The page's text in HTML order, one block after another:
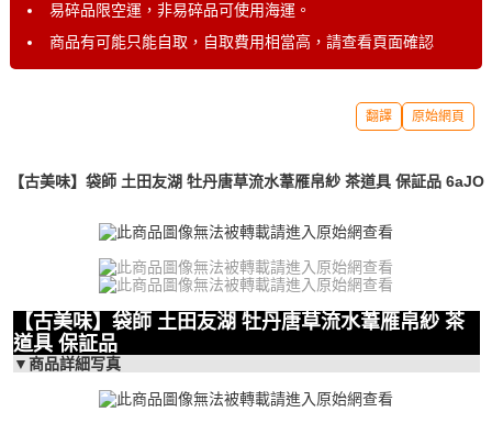
易碎品限空運，非易碎品可使用海運。
商品有可能只能自取，自取費用相當高，請查看頁面確認
翻譯 原始網頁
【古美味】袋師 土田友湖 牡丹唐草流水葦雁帛紗 茶道具 保証品 6aJO
【古美味】袋師 土田友湖 牡丹唐草流水葦雁帛紗 茶
道具 保証品
▼商品詳細写真